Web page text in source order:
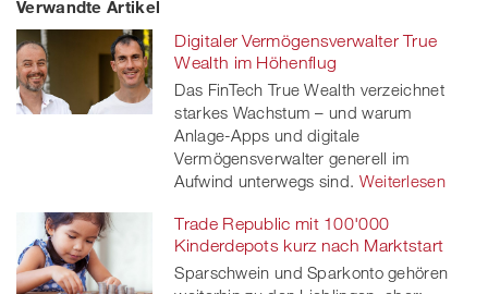
on
Facebook
on
twitt
er
linkedinXing
Verwandte Artikel
Digitaler Vermögensverwalter True
Wealth im Höhenflug
Das FinTech True Wealth verzeichnet
starkes Wachstum – und warum
Anlage-Apps und digitale
Vermögensverwalter generell im
Aufwind unterwegs sind. Weiterlesen
Trade Republic mit 100'000
Kinderdepots kurz nach Marktstart
Sparschwein und Sparkonto gehören